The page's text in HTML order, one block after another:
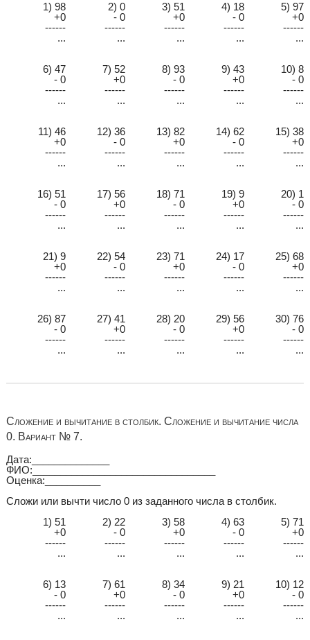
1) 98
2) 0 3) 51 4) 18
5) 97
+0
- 0 +0 - 0
+0
------
------ ------ ------
------
...
... ... ... ...
6) 47 7) 52 8) 93 9) 43
10) 8
- 0
+0 - 0 +0
- 0
------
------ ------ ------
------
...
... ... ... ...
11) 46 12) 36 13) 82 14) 62
15) 38
+0
- 0 +0 - 0
+0
------
------ ------ ------
------
...
... ... ... ...
16) 51 17) 56 18) 71 19) 9
20) 1
- 0
+0 - 0 +0
- 0
------
------ ------ ------
------
...
... ... ... ...
21) 9 22) 54 23) 71 24) 17
25) 68
+0
- 0 +0 - 0
+0
------
------ ------ ------
------
...
... ... ... ...
26) 87 27) 41 28) 20 29) 56
30) 76
- 0
+0 - 0 +0
- 0
------
------ ------ ------
------
...
... ... ... ...
Сложение и вычитание в столбик. Сложение и вычитание числа
0. Вариант № 7.
Дата:______________
ФИО:_________________________________
Оценка:__________
Сложи или вычти число 0 из заданного числа в столбик.
1) 51
2) 22 3) 58 4) 63
5) 71
+0
- 0 +0 - 0
+0
------
------ ------ ------
------
...
... ... ... ...
6) 13 7) 61 8) 34 9) 21
10) 12
- 0
+0 - 0 +0
- 0
------
------ ------ ------
------
...
... ... ... ...